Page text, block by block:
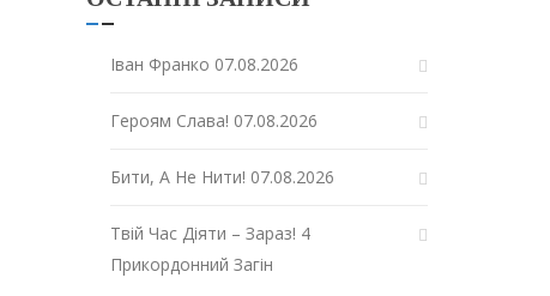
Іван Франко 07.08.2026
Героям Слава! 07.08.2026
Бити, А Не Нити! 07.08.2026
Твій Час Діяти – Зараз! 4
Прикордонний Загін